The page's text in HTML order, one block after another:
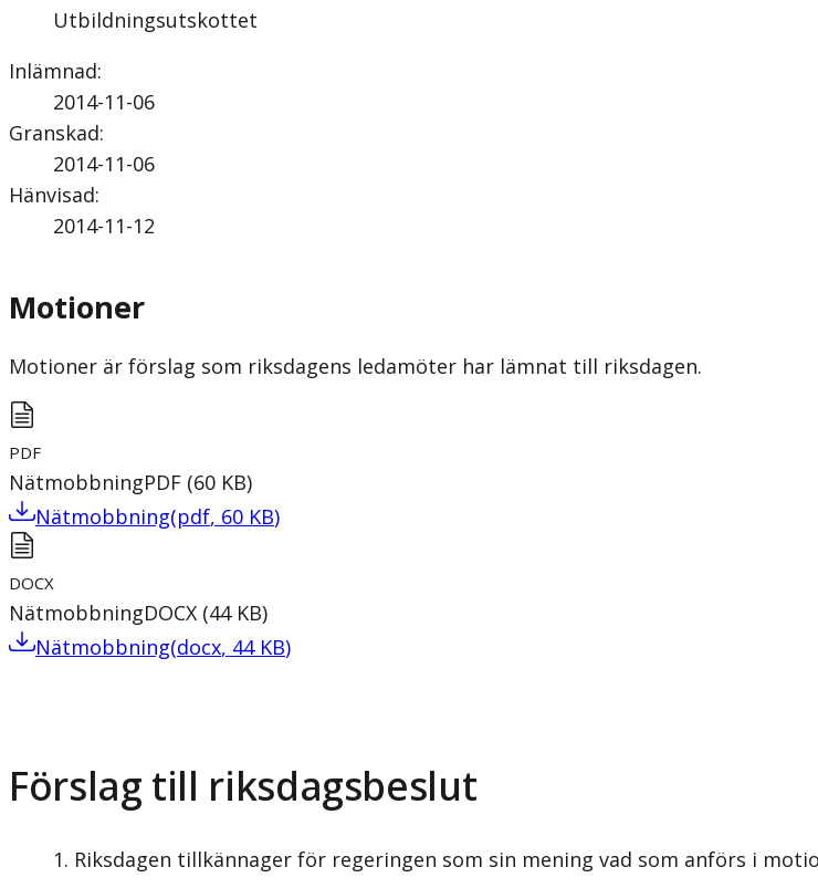
Utbildningsutskottet
Inlämnad:
2014-11-06
Granskad:
2014-11-06
Hänvisad:
2014-11-12
Motioner
Motioner är förslag som riksdagens ledamöter har lämnat till riksdagen.
PDF
NätmobbningPDF (60 KB)
Nätmobbning(pdf, 60 KB)
DOCX
NätmobbningDOCX (44 KB)
Nätmobbning(docx, 44 KB)
Förslag till riksdagsbeslut
Riksdagen tillkännager för regeringen som sin mening vad som anförs i